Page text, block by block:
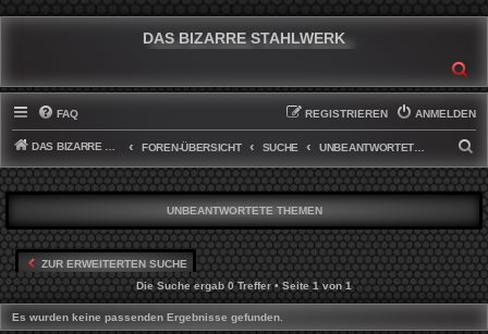
DAS BIZARRE STAHLWERK
FAQ ANMELDEN
REGISTRIEREN
DAS BIZARRE STAHLWERK FOREN-ÜBERSICHT SUCHE
U
C
H
E
UNBEANTWORTETE THEMEN
ZUR ERWEITERTEN SUCHE
Die Suche ergab 0 Treffer • Seite1von1
Es wurden keine passenden Ergebnisse gefunden.